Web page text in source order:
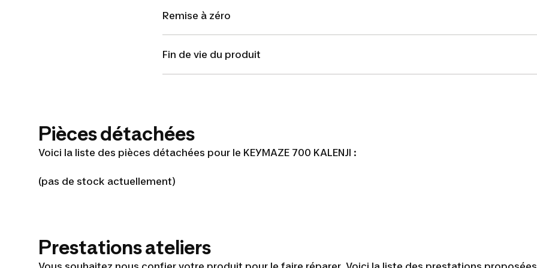
Remise à zéro
Fin de vie du produit
Pièces détachées
Voici la liste des pièces détachées pour le KEYMAZE 700 KALENJI :
(pas de stock actuellement)
Prestations ateliers